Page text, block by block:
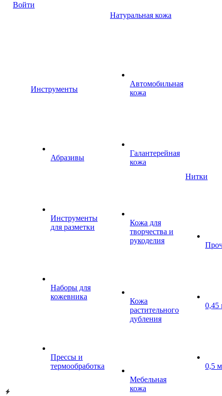
Войти
Инструменты
Абразивы
Инструменты
для разметки
Наборы для
кожевника
Прессы и
термообработка
Натуральная кожа
Автомобильная
кожа
Галантерейная
кожа
Кожа для
творчества и
рукоделия
Кожа
растительного
дубления
Мебельная
кожа
Нитки
0,45
0,5